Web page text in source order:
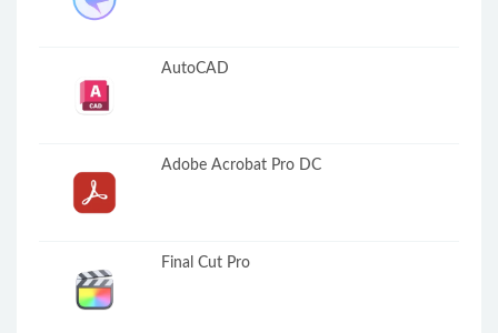
AutoCAD
Adobe Acrobat Pro DC
Final Cut Pro